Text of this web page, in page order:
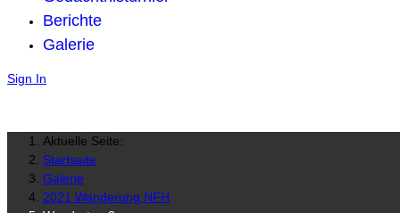
Berichte
Galerie
Sign In
Aktuelle Seite:
Startseite
Galerie
2021 Wanderung NFH